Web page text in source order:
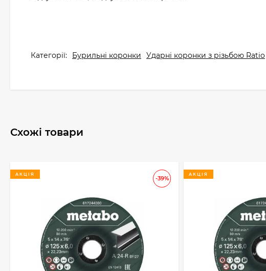
Категорії: Бурильні коронки Ударні коронки з різьбою Ratio
Схожі товари
-39%
АКЦІЯ АКЦІЯ